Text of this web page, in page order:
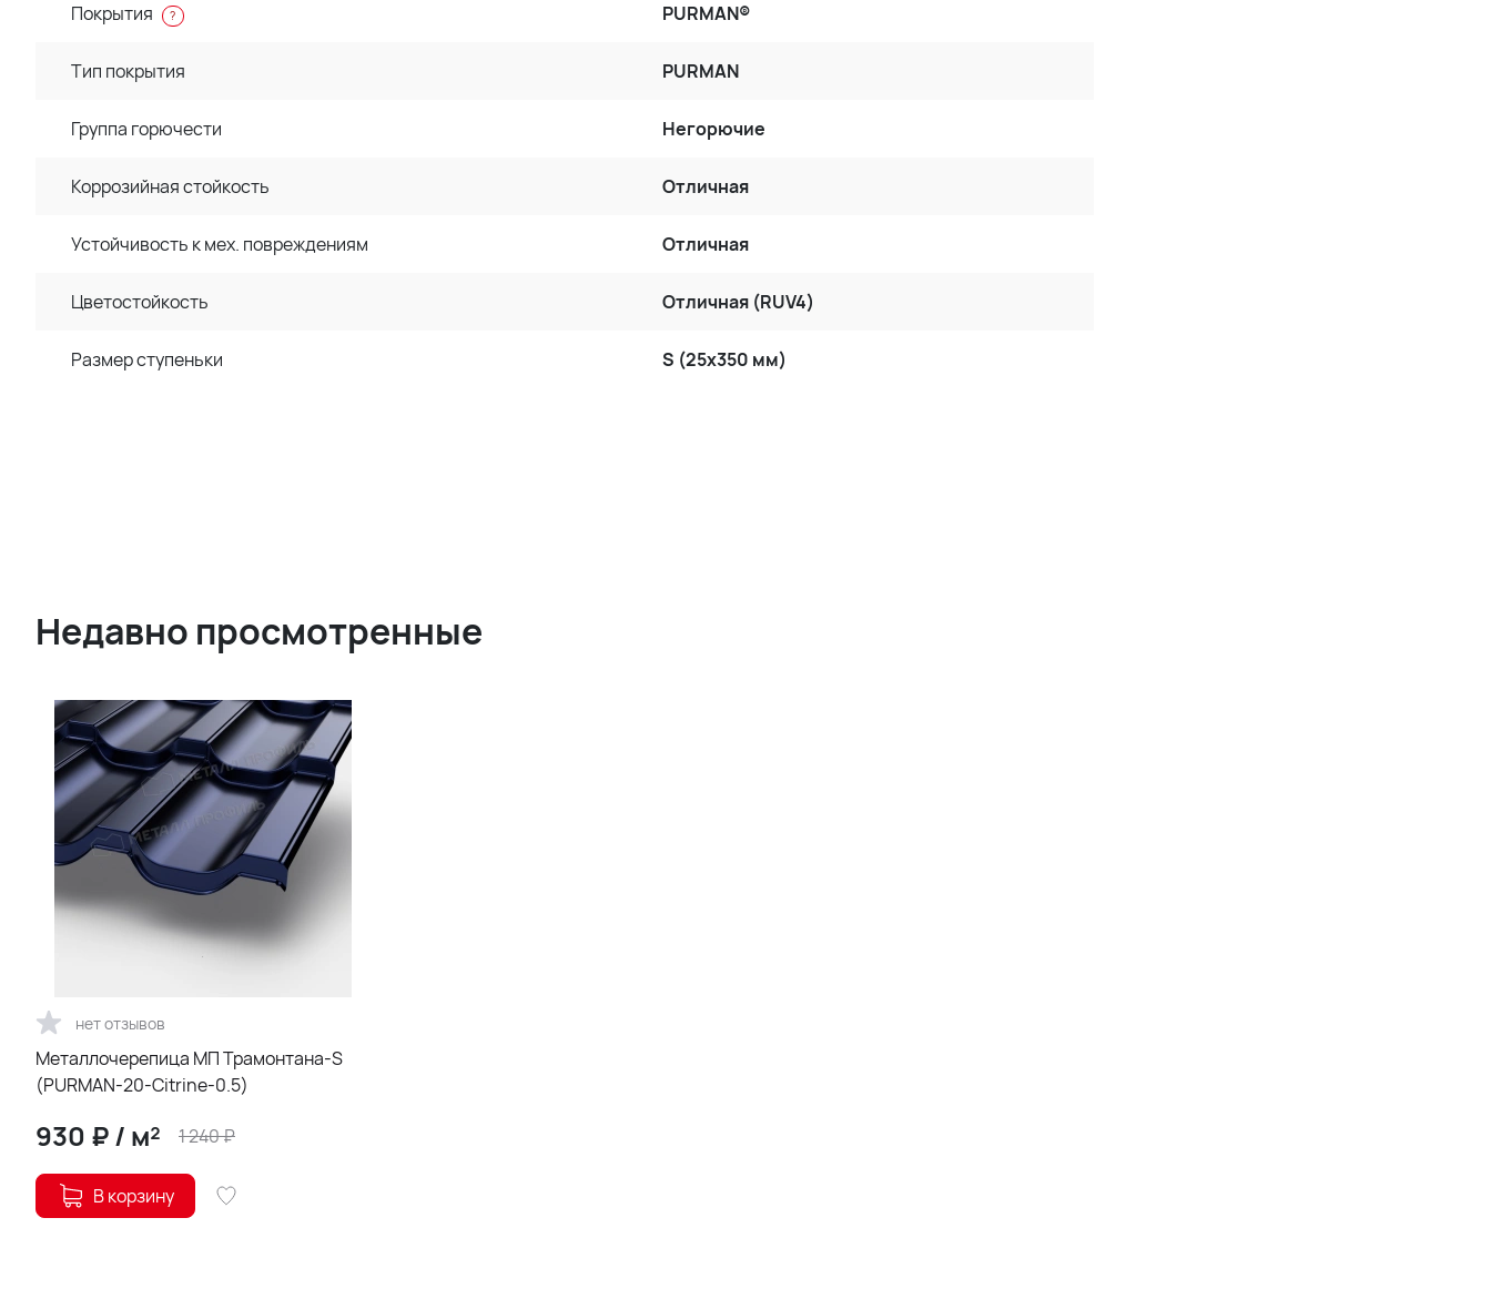
Покрытия ? PURMAN®
Тип покрытия PURMAN
Группа горючести Негорючие
Коррозийная стойкость Отличная
Устойчивость к мех. повреждениям Отличная
Цветостойкость Отличная (RUV4)
Размер ступеньки S (25x350 мм)
Недавно просмотренные
нет отзывов
Металлочерепица МП Трамонтана-S
(PURMAN-20-Citrine-0.5)
930 ₽/ м² 1 240₽
В корзину